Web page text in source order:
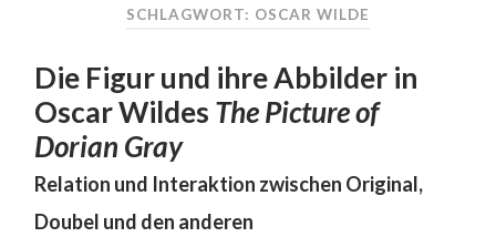
SCHLAGWORT: OSCAR WILDE
Die Figur und ihre Abbilder in
Oscar Wildes The Picture of
Dorian Gray
Relation und Interaktion zwischen Original,
Doubel und den anderen